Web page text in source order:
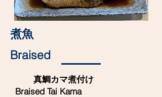
煮魚
Braised
真鯛カマ煮付け
Braised Tai Kama